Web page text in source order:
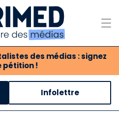
des médias : signez
pétition !
des médias
Infolettre